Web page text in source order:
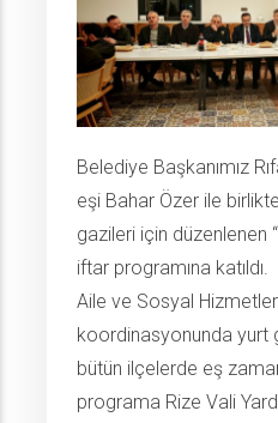
Belediye Başkanımız
eşi Bahar Özer ile
gazileri için düzenlenen
iftar programına katıldı.
Aile ve Sosyal Hizmetler
koordinasyonunda yurt
bütün ilçelerde eş
programa Rize Vali